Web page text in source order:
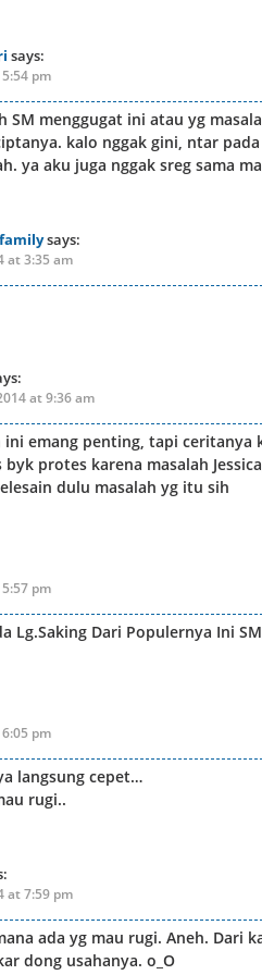
says:
pm
SM menggugat ini atau yg
kalo nggak gini, ntar
ya aku juga nggak sreg sama
says:
at 3:35 am
at 9:36 am
ini emang penting, tapi ceritanya
protes karena masalah
dulu masalah yg itu sih
pm
Lg.Saking Dari Populernya Ini SM
pm
langsung cepet…
rugi..
at 7:59 pm
ada yg mau rugi. Aneh. Dari
dong usahanya. o_O